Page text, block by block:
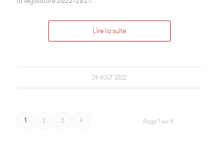
Lire la suite
24 AOÛT 2022
Page 1 sur 4
1 2 3 4